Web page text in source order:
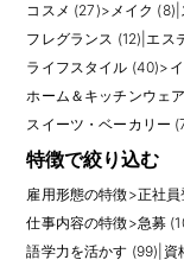
コスメ (27)> メイク (8)
フレグランス (12) |エス
ライフスタイル (40)>
ホーム＆キッチンウェ
スイーツ・ベーカリー
特徴で絞り込む
雇用形態の特徴>正社
仕事内容の特徴>急募
語学力を活かす (99) 資